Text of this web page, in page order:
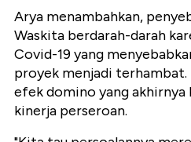
Arya menambahkan,
Waskita berdarah-darah
Covid-19 yang
proyek menjadi
efek domino yang akhirnya
kinerja perseroan.